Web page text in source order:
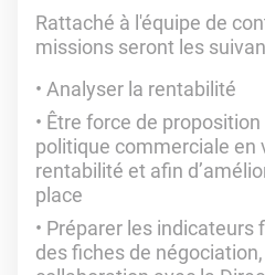
Rattaché à l'équipe de
missions seront les
Analyser la rentabilité
Être force de
politique commerciale en
rentabilité et afin
place
Préparer les indicateurs
des fiches de